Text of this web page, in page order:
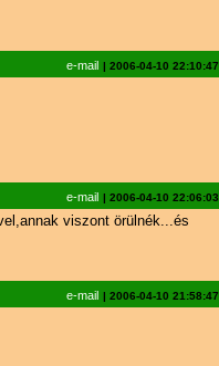
e-mail | 2006-04-10 22:10:47
e-mail | 2006-04-10 22:06:03
viszont örülnék...és
e-mail | 2006-04-10 21:58:47